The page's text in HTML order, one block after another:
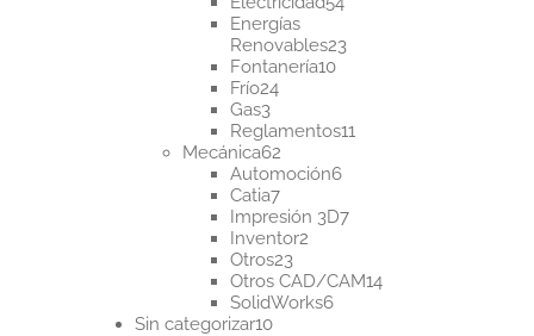
Energías
Renovables2323
Fontanería1010
Frío2424
Gas33
productos
Reglamentos1111
Mecánica6262
productos
Automoción66
Catia77
productos
Impresión 3D77
Inventor22
Otros2323
productos
Otros CAD/CAM1414
SolidWorks66
Sin categorizar1010